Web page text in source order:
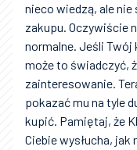
nieco wiedzą, ale
zakupu. Oczywiście
normalne. Jeśli Twój
może to świadczyć,
zainteresowanie.
pokazać mu na tyle
kupić. Pamiętaj, że
Ciebie wysłucha,